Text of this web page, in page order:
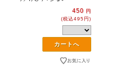
450 円
(税込495円)